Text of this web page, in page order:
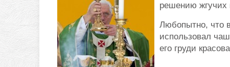
решению жгучих
Любопытно, что
использовал
его груди